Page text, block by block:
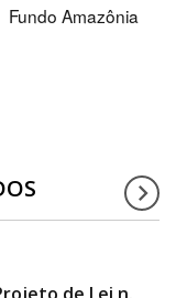
Fundo Amazônia